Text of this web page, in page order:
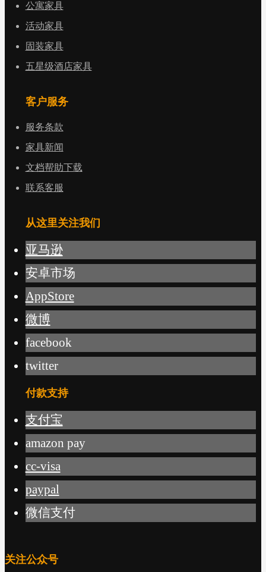
公寓家具
活动家具
固装家具
五星级酒店家具
客户服务
服务条款
家具新闻
文档帮助下载
联系客服
从这里关注我们
亚马逊
安卓市场
AppStore
微博
facebook
twitter
付款支持
支付宝
amazon pay
cc-visa
paypal
微信支付
关注公众号